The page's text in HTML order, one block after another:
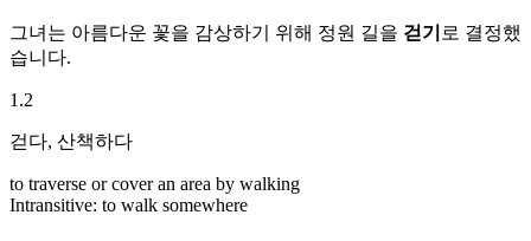
그녀는 아름다운 꽃을 감상하기 위해 정원 길을 걷기 로 결정했
습니다.
1 .2
걷다, 산책하다
to traverse or cover an area by walking
Intransitive: to walk somewhere